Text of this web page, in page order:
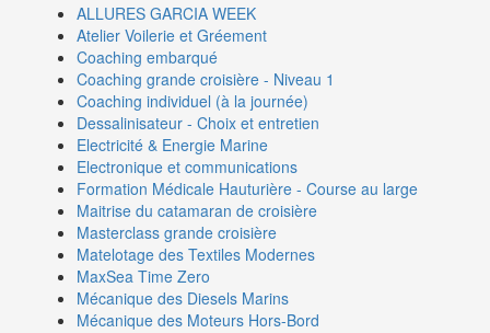
ALLURES GARCIA WEEK
Atelier Voilerie et Gréement
Coaching embarqué
Coaching grande croisière - Niveau 1
Coaching individuel (à la journée)
Dessalinisateur - Choix et entretien
Electricité & Energie Marine
Electronique et communications
Formation Médicale Hauturière - Course au large
Maitrise du catamaran de croisière
Masterclass grande croisière
Matelotage des Textiles Modernes
MaxSea Time Zero
Mécanique des Diesels Marins
Mécanique des Moteurs Hors-Bord